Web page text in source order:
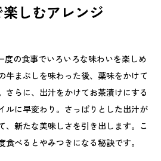
しむアレンジ
度の食事でいろいろな味わいを楽しめ
牛まぶしを味わった後、薬味をかけて
さらに、出汁をかけてお茶漬けにする
ルに早変わり。さっぱりとした出汁が
、新たな美味しさを引き出します。こ
べるとやみつきになる秘訣です。